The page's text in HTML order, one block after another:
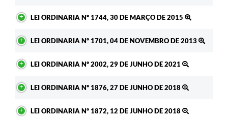
LEI ORDINARIA Nº 1744, 30 DE MARÇO DE 2015
LEI ORDINARIA Nº 1701, 04 DE NOVEMBRO DE 2013
LEI ORDINARIA Nº 2002, 29 DE JUNHO DE 2021
LEI ORDINARIA Nº 1876, 27 DE JUNHO DE 2018
LEI ORDINARIA Nº 1872, 12 DE JUNHO DE 2018